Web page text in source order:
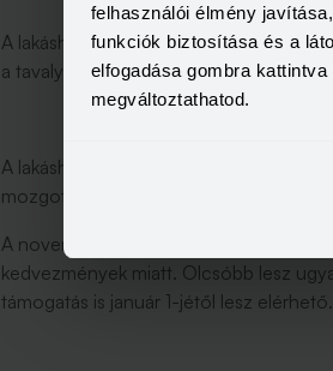
felhasználói élmény
funkciók biztosítása és a
elfogadása gombra
megváltoztathatod.
A lakáshitelekre valamivel kisebb
a tavalyi értékhez képest a kihelyezett
A lakáshitelek átlagos hiteldíjmutatóját
mozgott. Az aktuálisan elérhető
A novemberi és a decemberi számokra
kedvezmények miatt. Olcsóbb lesz
támogatás is január 1-jétől lesz elérhető.